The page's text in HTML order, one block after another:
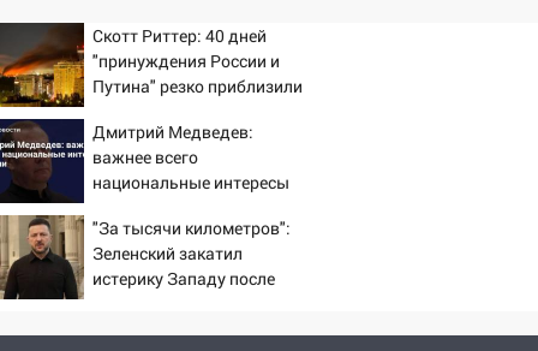
12:31
из Европы и потерял 760 тысяч рублей
12:20
В Чердаклинском районе
столкнулись «Лада» и Chevrolet:
пострадал 14-летний подросток
12:00
Где есть бензин в Ульяновске 7
августа: список АЗС
11:50
Заснул рядом с ребёнком и
случайно задушил его: суд вынес
Скотт Риттер: 40 дней
"принуждения России и
Путина" резко приблизили
Дмитрий Медведев:
важнее всего
национальные интересы
"За тысячи километров":
Зеленский закатил
истерику Западу после